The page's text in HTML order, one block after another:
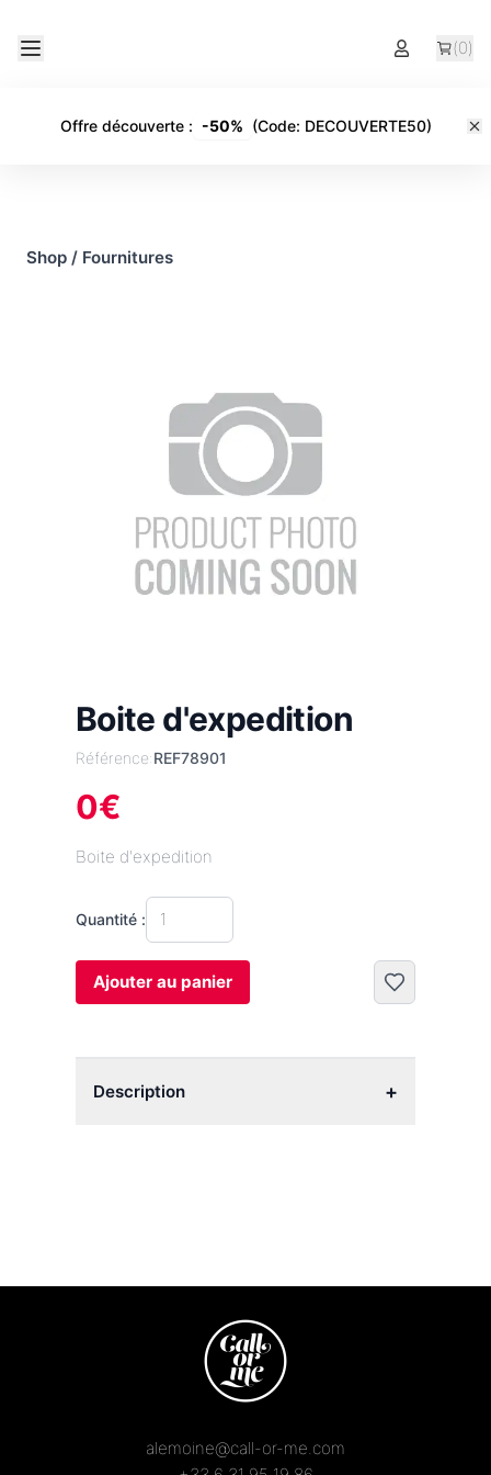
(0)
Offre découverte: -50% (Code: DECOUVERTE50)
Shop / Fournitures
Boite d'expedition
Référence:REF78901
0€
Boite d'expedition
Quantité :
Ajouter au panier
Description +
alemoine@call-or-me.com